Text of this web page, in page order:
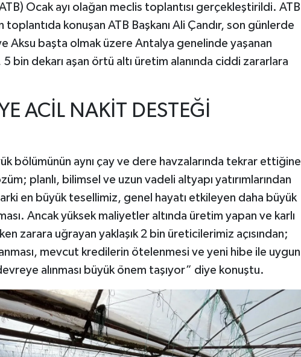
Ocak ayı olağan meclis toplantısı gerçekleştirildi. ATB
toplantıda konuşan ATB Başkanı Ali Çandır, son günlerde
Aksu başta olmak üzere Antalya genelinde yaşanan
bin dekarı aşan örtü altı üretim alanında ciddi zararlara
ACİL NAKİT DESTEĞİ
bölümünün aynı çay ve dere havzalarında tekrar ettiğine
planlı, bilimsel ve uzun vadeli altyapı yatırımlarından
en büyük tesellimiz, genel hayatı etkileyen daha büyük
Ancak yüksek maliyetler altında üretim yapan ve karlı
zarara uğrayan yaklaşık 2 bin üreticilerimiz açısından;
mevcut kredilerin ötelenmesi ve yeni hibe ile uygun
alınması büyük önem taşıyor” diye konuştu.